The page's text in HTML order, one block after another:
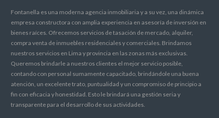
Fontanella es una moderna agencia inmobiliaria y a su vez, una dinámica
empresa constructora con amplia experiencia en asesoría de inversión en
bienes raíces. Ofrecemos servicios de tasación de mercado, alquiler,
compra venta de inmuebles residenciales y comerciales. Brindamos
nuestros servicios en Lima y provincia en las zonas más exclusivas.
Queremos brindarle a nuestros clientes el mejor servicio posible,
contando con personal sumamente capacitado, brindándole una buena
atención, un excelente trato, puntualidad y un compromiso de principio a
fin con eficacia y honestidad. Esto le brindará una gestión seria y
transparente para el desarrollo de sus actividades.